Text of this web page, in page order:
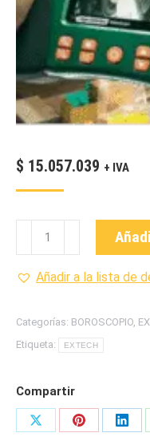
$ 15.057.039 + IVA
EXTECH-
VIDEOSCOPIO
Añadir a la lista de
Categorías: BOROSCOPIO
Etiqueta:
EXTECH
Compartir
Share Share